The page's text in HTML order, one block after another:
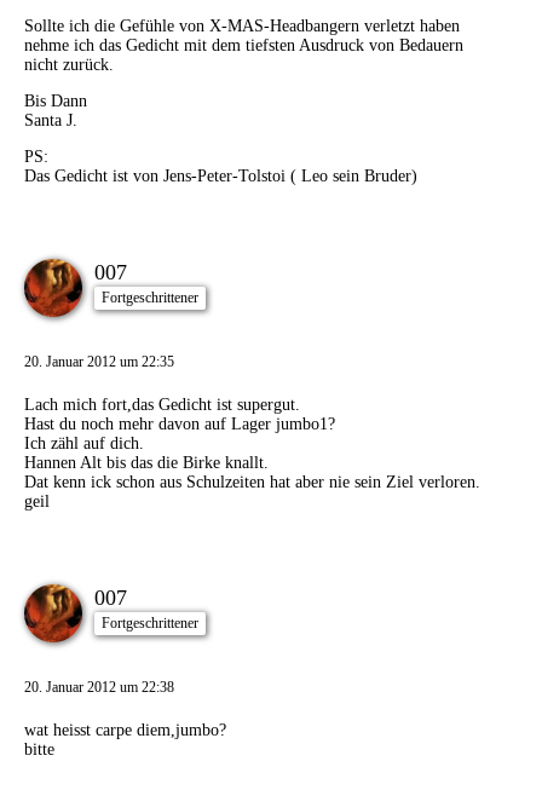
Sollte ich die Gefühle von X-MAS-Headbangern verletzt haben
nehme ich das Gedicht mit dem tiefsten Ausdruck von Bedauern
nicht zurück.
Bis Dann
Santa J.
PS:
Das Gedicht ist von Jens-Peter-Tolstoi ( Leo sein Bruder)
007
Fortgeschrittener
20. Januar 2012 um 22:35
Lach mich fort,das Gedicht ist supergut.
Hast du noch mehr davon auf Lager jumbo1?
Ich zähl auf dich.
Hannen Alt bis das die Birke knallt.
Dat kenn ick schon aus Schulzeiten hat aber nie sein Ziel verloren.
geil
007
Fortgeschrittener
20. Januar 2012 um 22:38
wat heisst carpe diem,jumbo?
bitte